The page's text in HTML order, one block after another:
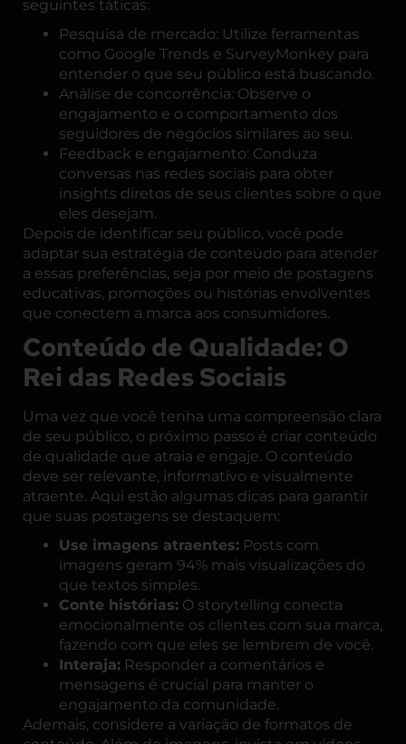
seguintes táticas:
Pesquisa de mercado: Utilize ferramentas
como Google Trends e SurveyMonkey para
entender o que seu público está buscando.
Análise de concorrência: Observe o
engajamento e o comportamento dos
seguidores de negócios similares ao seu.
Feedback e engajamento: Conduza
conversas nas redes sociais para obter
insights diretos de seus clientes sobre o que
eles desejam.
Depois de identificar seu público, você pode
adaptar sua estratégia de conteúdo para atender
a essas preferências, seja por meio de postagens
educativas, promoções ou histórias envolventes
que conectem a marca aos consumidores.
Conteúdo de Qualidade: O
Rei das Redes Sociais
Uma vez que você tenha uma compreensão clara
de seu público, o próximo passo é criar conteúdo
de qualidade que atraia e engaje. O conteúdo
deve ser relevante, informativo e visualmente
atraente. Aqui estão algumas dicas para garantir
que suas postagens se destaquem:
Use imagens atraentes: Posts com
imagens geram 94% mais visualizações do
que textos simples.
Conte histórias: O storytelling conecta
emocionalmente os clientes com sua marca,
fazendo com que eles se lembrem de você.
Interaja: Responder a comentários e
mensagens é crucial para manter o
engajamento da comunidade.
Ademais, considere a variação de formatos de